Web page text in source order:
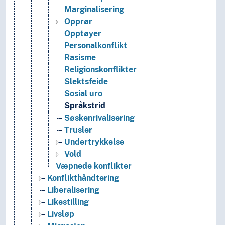
Marginalisering
Opprør
Opptøyer
Personalkonflikt
Rasisme
Religionskonflikter
Slektsfeide
Sosial uro
Språkstrid
Søskenrivalisering
Trusler
Undertrykkelse
Vold
Væpnede konflikter
Konflikthåndtering
Liberalisering
Likestilling
Livsløp